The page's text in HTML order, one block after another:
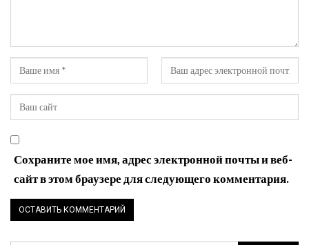
Сохраните мое имя, адрес электронной почты и веб-
сайт в этом браузере для следующего комментария.